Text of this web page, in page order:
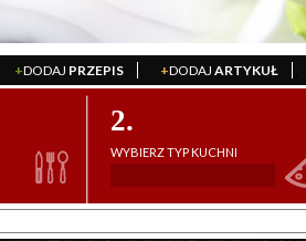
+DODAJ PRZEPIS +DODAJ ARTYKUŁ
2.
WYBIERZ TYP KUCHNI